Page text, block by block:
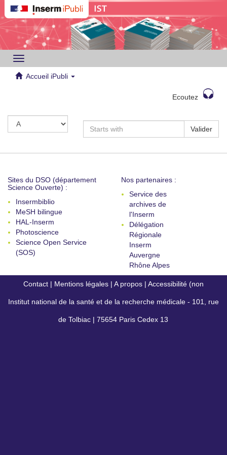
Toggle
navigation
Accueil iPubli
Ecoutez
Valider
Sites du DSO (département
Science Ouverte) :
Insermbiblio
MeSH bilingue
HAL-Inserm
Photoscience
Science Open Service
(SOS)
Nos partenaires :
Service des
archives de
l'Inserm
Délégation
Régionale
Inserm
Auvergne
Rhône Alpes
Contact | Mentions légales | A propos | Accessibilité (non
conforme)
Institut national de la santé et de la recherche médicale - 101, rue
de Tolbiac | 75654 Paris Cedex 13